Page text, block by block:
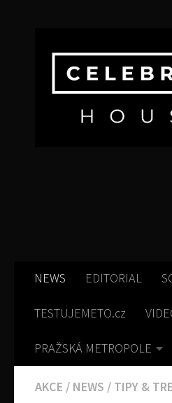
NEWS EDITORIAL
TESTUJEMETO.cz
PRAŽSKÁ METROPOLE
AKCE / NEWS / TIPY &